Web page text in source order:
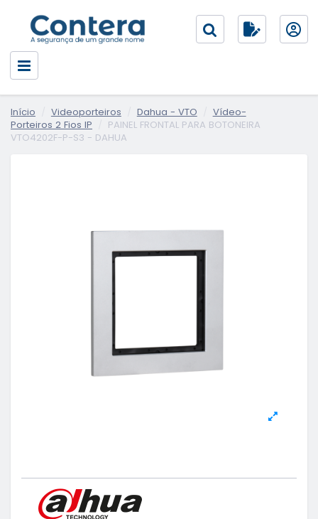
Início Videoporteiros Dahua - VTO
Vídeo-
Porteiros 2 Fios IP
PAINEL FRONTAL PARA BOTONEIRA
VTO4202F-P-S3 - DAHUA